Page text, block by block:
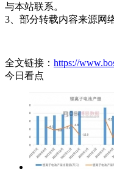
与本站联系。
3、部分转载内容来源网
全文链接： https://
今日看点